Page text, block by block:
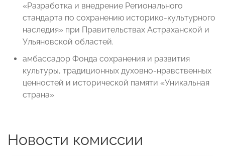
«Разработка и внедрение Регионального
стандарта по сохранению историко-культурного
наследия» при Правительствах Астраханской и
Ульяновской областей.
амбассадор Фонда сохранения и развития
культуры, традиционных духовно-нравственных
ценностей и исторической памяти «Уникальная
страна».
Новости комиссии